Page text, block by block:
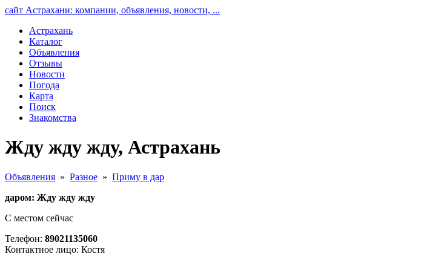
сайт Астрахани: компании, объявления, новости, ...
Астрахань
Каталог
Объявления
Отзывы
Новости
Погода
Карта
Поиск
Знакомства
Жду жду жду, Астрахань
Объявления » Разное » Приму в дар
даром: Жду жду жду
С местом сейчас
Телефон: 89021135060
Контактное лицо: Костя